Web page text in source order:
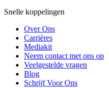
Snelle koppelingen
Over Ons
Carrières
Mediakit
Neem contact met ons op
Veelgestelde vragen
Blog
Schrijf Voor Ons